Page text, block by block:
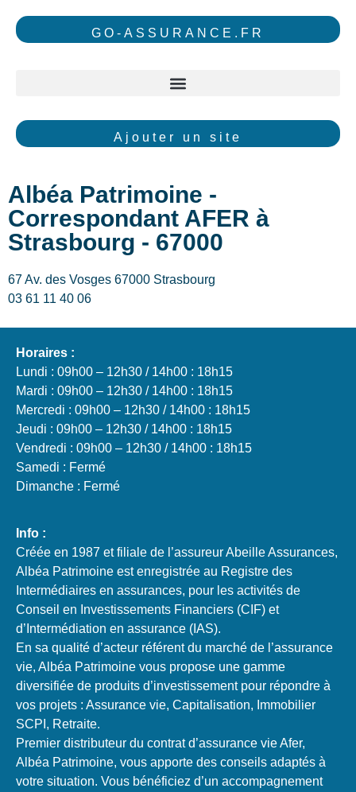
GO-ASSURANCE.FR
Ajouter un site
Albéa Patrimoine -
Correspondant AFER à
Strasbourg - 67000
67 Av. des Vosges 67000 Strasbourg
03 61 11 40 06
Horaires :
Lundi : 09h00 – 12h30 / 14h00 : 18h15
Mardi : 09h00 – 12h30 / 14h00 : 18h15
Mercredi : 09h00 – 12h30 / 14h00 : 18h15
Jeudi : 09h00 – 12h30 / 14h00 : 18h15
Vendredi : 09h00 – 12h30 / 14h00 : 18h15
Samedi : Fermé
Dimanche : Fermé
Info :
Créée en 1987 et filiale de l’assureur Abeille Assurances,
Albéa Patrimoine est enregistrée au Registre des
Intermédiaires en assurances, pour les activités de
Conseil en Investissements Financiers (CIF) et
d’Intermédiation en assurance (IAS).
En sa qualité d’acteur référent du marché de l’assurance
vie, Albéa Patrimoine vous propose une gamme
diversifiée de produits d’investissement pour répondre à
vos projets : Assurance vie, Capitalisation, Immobilier
SCPI, Retraite.
Premier distributeur du contrat d’assurance vie Afer,
Albéa Patrimoine, vous apporte des conseils adaptés à
votre situation. Vous bénéficiez d’un accompagnement